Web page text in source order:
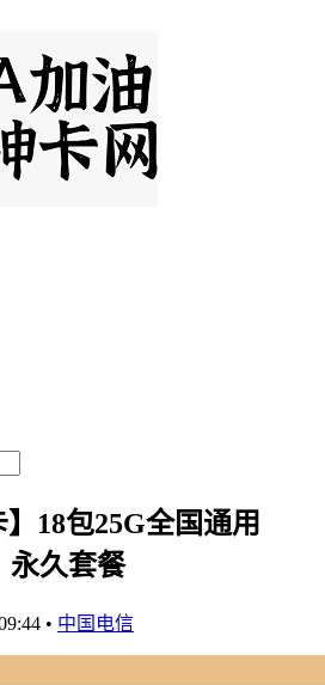
】18包25G全国通用
永久套餐
• 中国电信